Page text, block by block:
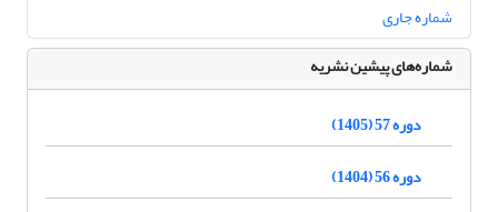
شماره جاری
شماره‌های پیشین نشریه
دوره 57 (1405)
دوره 56 (1404)